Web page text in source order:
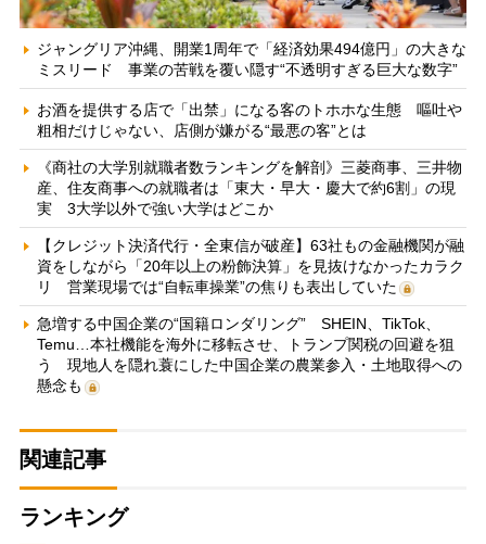
ジャングリア沖縄、開業1周年で「経済効果494億円」の大きな
ミスリード 事業の苦戦を覆い隠す“不透明すぎる巨大な数字”
お酒を提供する店で「出禁」になる客のトホホな生態 嘔吐や
粗相だけじゃない、店側が嫌がる“最悪の客”とは
《商社の大学別就職者数ランキングを解剖》三菱商事、三井物
産、住友商事への就職者は「東大・早大・慶大で約6割」の現
実 3大学以外で強い大学はどこか
【クレジット決済代行・全東信が破産】63社もの金融機関が融
資をしながら「20年以上の粉飾決算」を見抜けなかったカラク
リ 営業現場では“自転車操業”の焦りも表出していた
急増する中国企業の“国籍ロンダリング” SHEIN、TikTok、
Temu…本社機能を海外に移転させ、トランプ関税の回避を狙
う 現地人を隠れ蓑にした中国企業の農業参入・土地取得への
懸念も
関連記事
ランキング